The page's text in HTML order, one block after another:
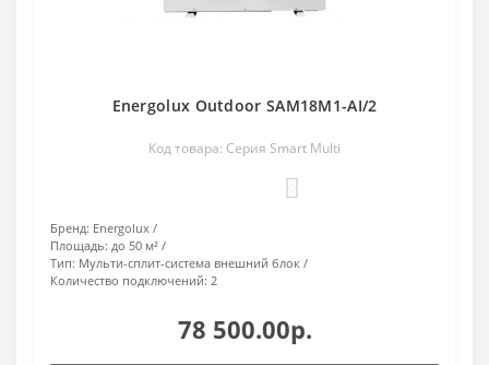
Energolux Outdoor SAM18M1-AI/2
Код товара: Серия Smart Multi
Бренд: Energolux
Площадь: до 50 м²
Тип: Мульти-сплит-система внешний блок
Количество подключений: 2
78 500.00р.